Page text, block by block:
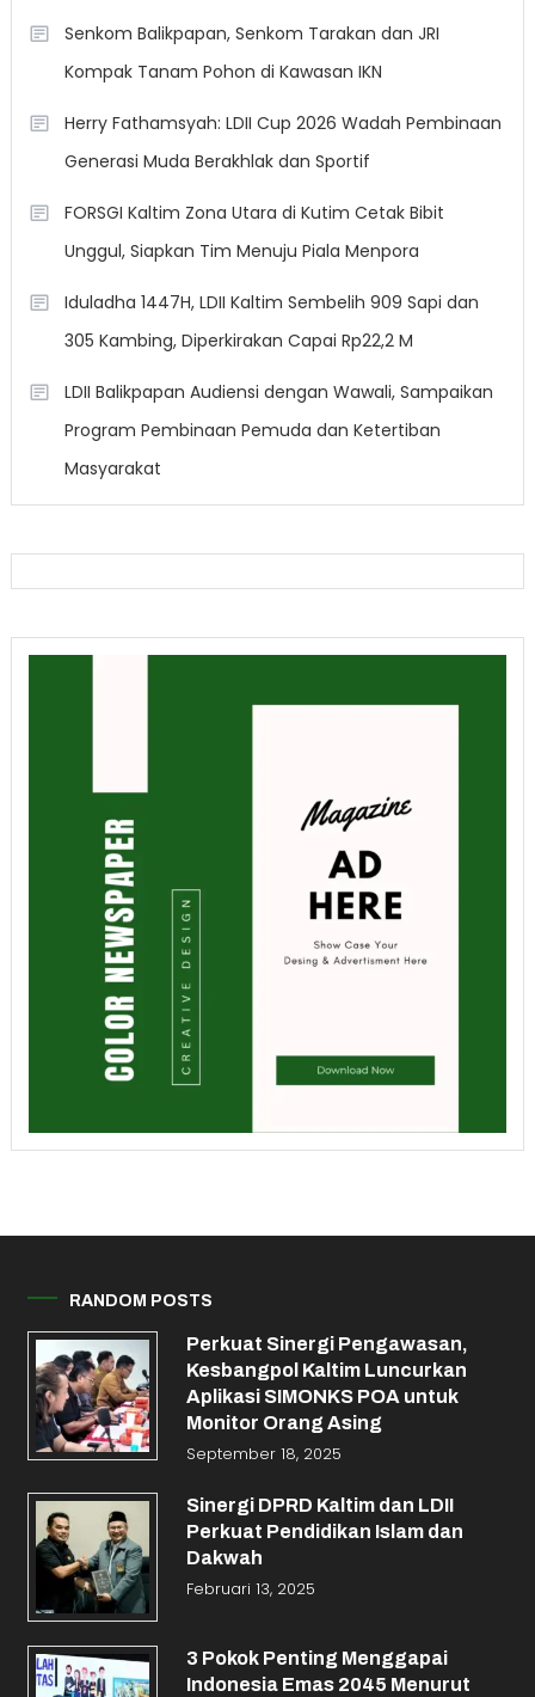
Senkom Balikpapan, Senkom Tarakan dan JRI
Kompak Tanam Pohon di Kawasan IKN
Herry Fathamsyah: LDII Cup 2026 Wadah Pembinaan
Generasi Muda Berakhlak dan Sportif
FORSGI Kaltim Zona Utara di Kutim Cetak Bibit
Unggul, Siapkan Tim Menuju Piala Menpora
Iduladha 1447H, LDII Kaltim Sembelih 909 Sapi dan
305 Kambing, Diperkirakan Capai Rp22,2 M
LDII Balikpapan Audiensi dengan Wawali, Sampaikan
Program Pembinaan Pemuda dan Ketertiban
Masyarakat
RANDOM POSTS
Perkuat Sinergi Pengawasan,
Kesbangpol Kaltim Luncurkan
Aplikasi SIMONKS POA untuk
Monitor Orang Asing
September 18, 2025
Sinergi DPRD Kaltim dan LDII
Perkuat Pendidikan Islam dan
Dakwah
Februari 13, 2025
3 Pokok Penting Menggapai
Indonesia Emas 2045 Menurut